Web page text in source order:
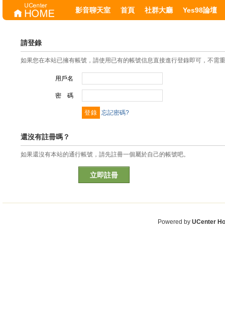
影音聊天室 首頁 社群大廳 Yes98論壇
請登錄
如果您在本站已擁有帳號，請使用已有的帳號信息直接進行登錄即可，不需
用戶名
密 碼
忘記密碼?
還沒有註冊嗎？
如果還沒有本站的通行帳號，請先註冊一個屬於自己的帳號吧。
立即註冊
Powered by UCenter